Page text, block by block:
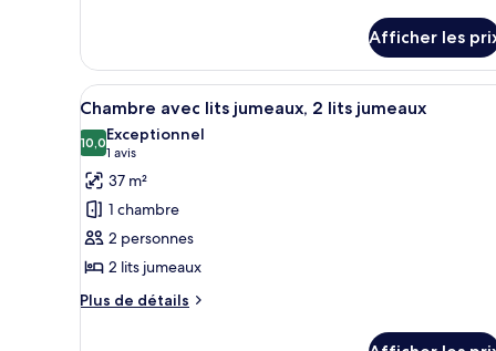
très
grand
lit
Chambre,
très
grand
lit
Afficher les
Afficher
toutes
les
photos
pour
ce
type
de
chambre :
Une chambre d’hôtel
3
Chambre avec lits jumeaux, 2 lits jumeaux
10,010,0 sur 10
Exceptionnel
1 avis
(1 avis)
37 m²
1 chambre
2 personnes
2 lits jumeaux
Plus de détails
Plus